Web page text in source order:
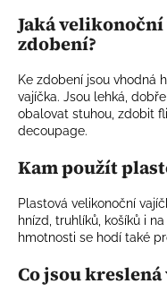
Jaká
zdobení?
Ke zdobení jsou vhodná
vajíčka. Jsou lehká,
obalovat stuhou, zdobit
decoupage.
Kam použít
Plastová velikonoční
hnízd, truhlíků, košíků i
hmotnosti se hodí také
Co jsou